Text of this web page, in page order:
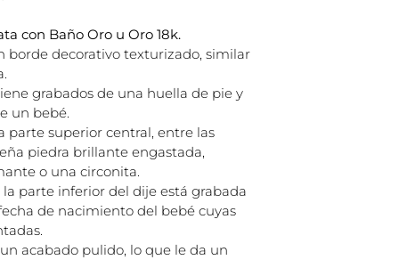
con Baño Oro u Oro 18k.
borde decorativo texturizado, similar
grabados de una huella de pie y
un bebé.
parte superior central, entre las
piedra brillante engastada,
o una circonita.
la parte inferior del dije está grabada
de nacimiento del bebé cuyas
acabado pulido, lo que le da un